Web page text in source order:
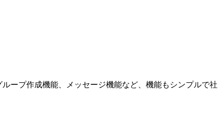
ープ作成機能、メッセージ機能など、機能もシンプルで社